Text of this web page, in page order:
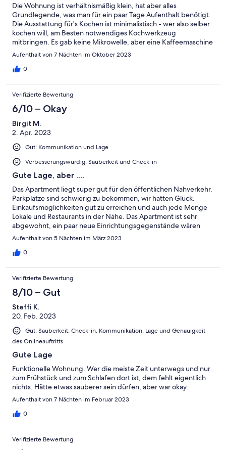
Die Wohnung ist verhältnismäßig klein, hat aber alles
Grundlegende, was man für ein paar Tage Aufenthalt benötigt.
Die Ausstattung für's Kochen ist minimalistisch - wer also selber
kochen will, am Besten notwendiges Kochwerkzeug
mitbringen. Es gab keine Mikrowelle, aber eine Kaffeemaschine
für Kaffeepads, Wasserkocher, Toaster, Herd mit 2 Kochfeldern,
Geschirrtuch. Hand- / Duschtücher waren von guter Qualität,
Waschbecken und Dusche sehr angenehm. In den frisch
bezogenen Betten haben wir gut geschlafen. Die Lichtquellen
im Schlaf- / Wohnbereich sind etwas spärlich (besonders üb.
Spüle) und die Steckdosen im Schlafzimmer an ungünstiger
Stelle. Es empfiehlt sich daher, mindestens 2 3m-
Kabelverlängerungen mitzubringen. Die gesamte Wohnung
könnte mal wieder einen Anstrich vertragen. Das WC war beim
Spülen etwas undicht, (regelmäßig Pfützen darunter, aber ohne
zu riechen). Wir hatten das schon während unseres Aufenthaltes
vorbeigeschickt, der konnte aber das Problem nicht auf die
Schnelle mit vorhandenen Bordmitteln beseitigen. Ich hoffe das
ist bis zum nächsten Gast erledigt. Die Parkplätze an der Straße
sind frei, auch wenn man immer etwas Glück braucht, um einen
zu finden. Die Anbindung an Bus und Bahn ist sehr gut und es
gibt viele kleine Läden und Essmöglichkeiten im Umkreis. Wir
Aufenthalt von 7 Nächten im Oktober 2023
0
Verifizierte Bewertung
6/10 – Okay
Birgit M.
2. Apr. 2023
Gut: Kommunikation und Lage
Verbesserungswürdig: Sauberkeit und Check-in
Gute Lage, aber ....
Das Apartment liegt super gut für den öffentlichen Nahverkehr.
Parkplätze sind schwierig zu bekommen, wir hatten Glück.
Einkaufsmöglichkeiten gut zu erreichen und auch jede Menge
Lokale und Restaurants in der Nähe. Das Apartment ist sehr
abgewohnt, ein paar neue Einrichtungsgegenstände wären
vom Vorteil. Der Fernseher mit dem Fire-Stick hat nicht richtig
ein paar Tage geht das alles, aber ich hätte schon etwas mehr
macht eine Überschwemmung im Bad, man kann sich
arrangieren. Die Lage zum oberen Ku-Damm ist allerdings sehr
gut, das hat für uns gezählt. Mal etwas investieren wäre super,
dann würde auch die Bewertung besser werden.
Aufenthalt von 5 Nächten im März 2023
0
Verifizierte Bewertung
8/10 – Gut
Steffi K.
20. Feb. 2023
Gut: Sauberkeit, Check-in, Kommunikation, Lage und Genauigkeit
des Onlineauftritts
Gute Lage
Funktionelle Wohnung. Wer die meiste Zeit unterwegs und nur
zum Frühstück und zum Schlafen dort ist, dem fehlt eigentlich
nichts. Hätte etwas sauberer sein dürfen, aber war okay.
Aufenthalt von 7 Nächten im Februar 2023
0
Verifizierte Bewertung